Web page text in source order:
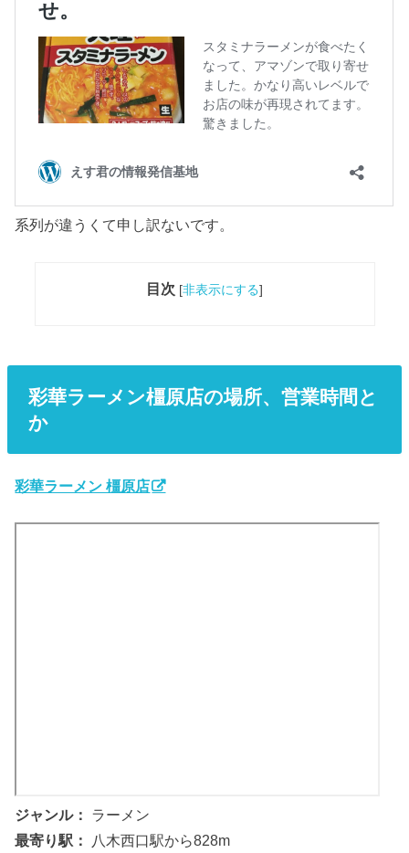
系列が違うくて申し訳ないです。
目次 [非表示にする]
彩華ラーメン橿原店の場所、営業時間と
か
彩華ラーメン 橿原店
ジャンル：
ラーメン
最寄り駅：
八木西口駅から828m